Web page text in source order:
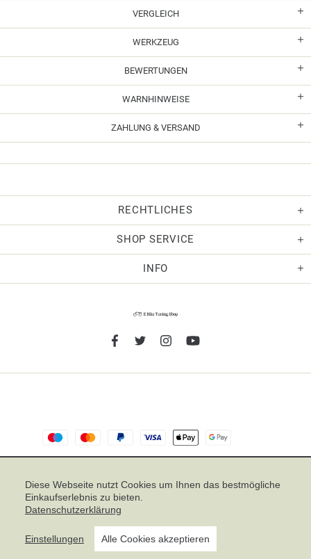
VERGLEICH
WERKZEUG
BEWERTUNGEN
WARNHINWEISE
ZAHLUNG & VERSAND
RECHTLICHES
SHOP SERVICE
INFO
Noch sind keine Bewertungen vorhanden.
Diese Webseite nutzt Cookies um Ihnen das bestmögliche
Einkaufserlebnis zu bieten.
Datenschutzerklärung
Einstellungen Alle Cookies akzeptieren